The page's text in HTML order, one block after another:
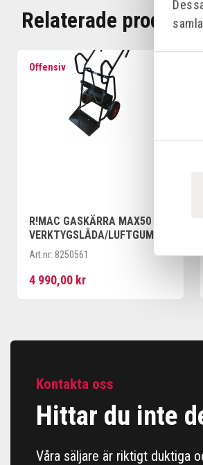
Relaterade
Offensiv
R!MAC GASKÄRRA MAX50
VERKTYGSLÅDA/LUFTGUMMI
HJUL OMONTERAD
Art.nr: 8250561
4 990,00 kr
Kontakta oss
Hittar du inte
Våra säljare är riktigt duktiga